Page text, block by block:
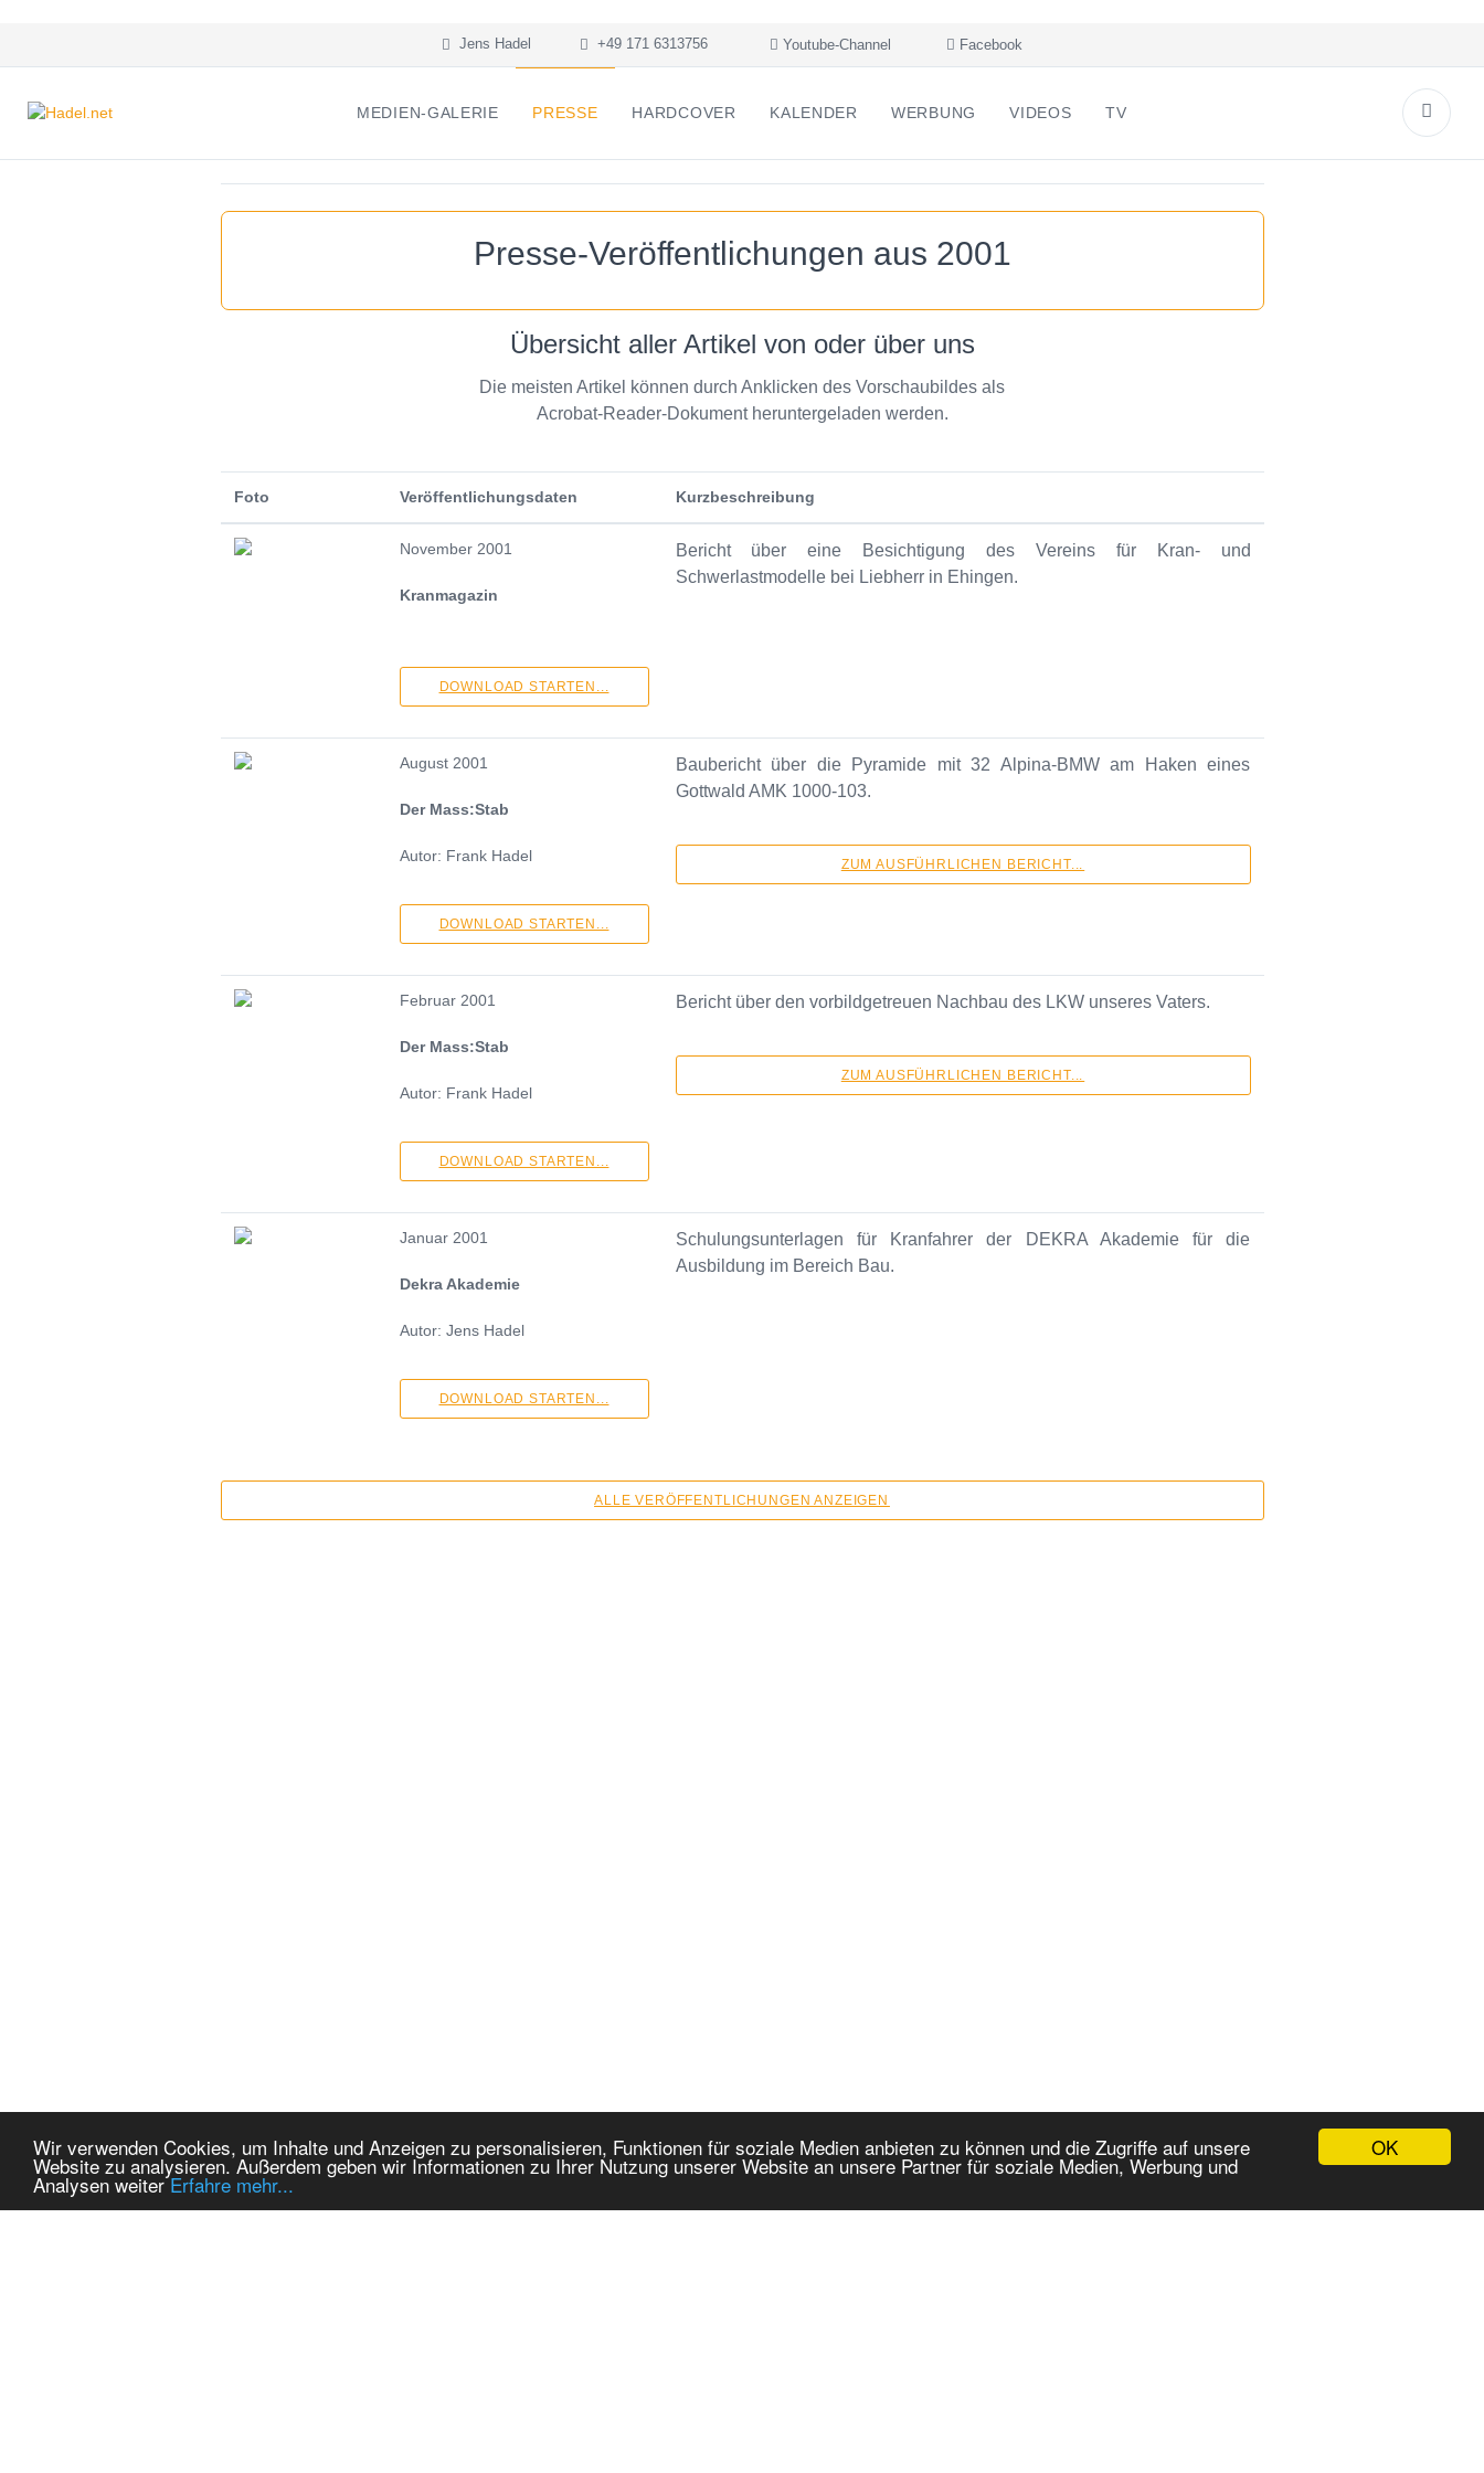
OK
Wir verwenden Cookies, um Inhalte und Anzeigen zu personalisieren, Funktionen für soziale Medien anbieten zu können und die Zugriffe auf unsere
Website zu analysieren. Außerdem geben wir Informationen zu Ihrer Nutzung unserer Website an unsere Partner für soziale Medien, Werbung und
Analysen weiterErfahre mehr...
Jens Hadel +49 171 6313756 Youtube-Channel Facebook
MEDIEN-GALERIE PRESSE HARDCOVER KALENDER WERBUNG VIDEOS TV
Presse-Veröffentlichungen aus 2001
Übersicht aller Artikel von oder über uns
Die meisten Artikel können durch Anklicken des Vorschaubildes als
Acrobat-Reader-Dokument heruntergeladen werden.
Foto Veröffentlichungsdaten Kurzbeschreibung
November 2001
Kranmagazin
DOWNLOAD STARTEN...
Bericht über eine Besichtigung des Vereins für Kran- und
Schwerlastmodelle bei Liebherr in Ehingen.
August 2001
Der Mass:Stab
Autor: Frank Hadel
DOWNLOAD STARTEN...
Baubericht über die Pyramide mit 32 Alpina-BMW am Haken eines
Gottwald AMK 1000-103.
ZUM AUSFÜHRLICHEN BERICHT...
Februar 2001
Der Mass:Stab
Autor: Frank Hadel
DOWNLOAD STARTEN...
Bericht über den vorbildgetreuen Nachbau des LKW unseres Vaters.
ZUM AUSFÜHRLICHEN BERICHT...
Januar 2001
Dekra Akademie
Autor: Jens Hadel
DOWNLOAD STARTEN...
Schulungsunterlagen für Kranfahrer der DEKRA Akademie für die
Ausbildung im Bereich Bau.
ALLE VERÖFFENTLICHUNGEN ANZEIGEN